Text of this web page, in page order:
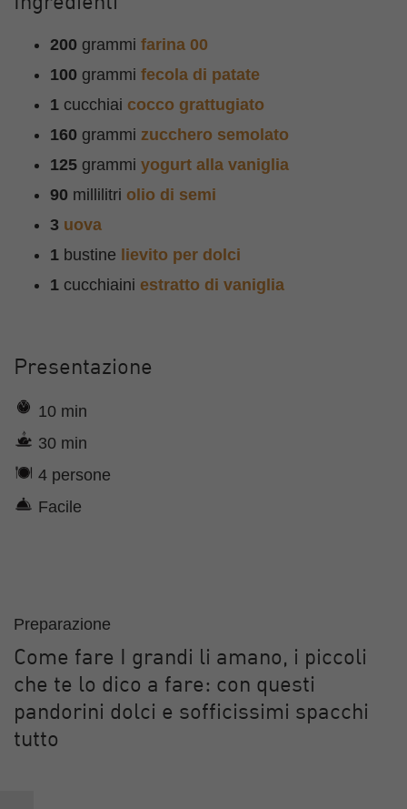
200 grammi farina 00
100 grammi fecola di patate
1 cucchiai cocco grattugiato
160 grammi zucchero semolato
125 grammi yogurt alla vaniglia
90 millilitri olio di semi
3 uova
1 bustine lievito per dolci
1 cucchiaini estratto di vaniglia
Presentazione
10 min
30 min
4 persone
Facile
Preparazione
Come fare I grandi li amano, i piccoli
che te lo dico a fare: con questi
pandorini dolci e sofficissimi spacchi
tutto